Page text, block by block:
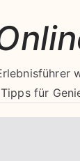
Tipps für